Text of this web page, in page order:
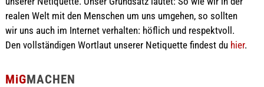
realen Welt mit den Menschen um uns umgehen, so sollten
wir uns auch im Internet verhalten: höflich und respektvoll.
Den vollständigen Wortlaut unserer Netiquette findest du hier.
MiGMACHEN